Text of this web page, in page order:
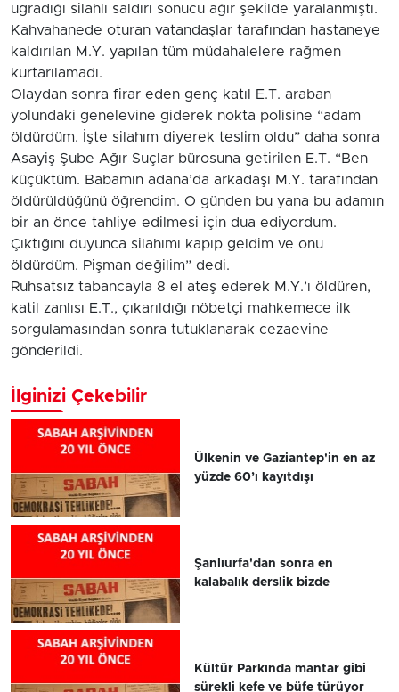
ugradığı silahlı saldırı sonucu ağır şekilde yaralanmıştı.
Kahvahanede oturan vatandaşlar tarafından hastaneye
kaldırılan M.Y. yapılan tüm müdahalelere rağmen
kurtarılamadı.
Olaydan sonra firar eden genç katıl E.T. araban
yolundaki genelevine giderek nokta polisine “adam
öldürdüm. İşte silahım diyerek teslim oldu” daha sonra
Asayiş Şube Ağır Suçlar bürosuna getirilen E.T. “Ben
küçüktüm. Babamın adana’da arkadaşı M.Y. tarafından
öldürüldüğünü öğrendim. O günden bu yana bu adamın
bir an önce tahliye edilmesi için dua ediyordum.
Çıktığını duyunca silahımı kapıp geldim ve onu
öldürdüm. Pişman değilim” dedi.
Ruhsatsız tabancayla 8 el ateş ederek M.Y.’ı öldüren,
katil zanlısı E.T., çıkarıldığı nöbetçi mahkemece ilk
sorgulamasından sonra tutuklanarak cezaevine
gönderildi.
İlginizi Çekebilir
Ülkenin ve Gaziantep'in en az
yüzde 60’ı kayıtdışı
Şanlıurfa'dan sonra en
kalabalık derslik bizde
Kültür Parkında mantar gibi
sürekli kefe ve büfe türüyor